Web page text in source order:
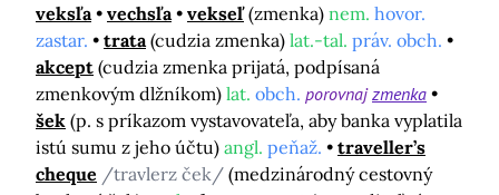
veksľa
vechsľa vekseľ (zmenka) nem. hovor.
zastar.
trata (cudzia zmenka) lat.-tal. práv. obch.
akcept (cudzia zmenka prijatá, podpísaná
zmenkovým dlžníkom) lat. obch. porovnajzmenka
šek (p. s príkazom vystavovateľa, aby banka vyplatila
istú sumu z jeho účtu) angl. peňaž.
traveller’s
cheque /travlerz ček/ (medzinárodný cestovný